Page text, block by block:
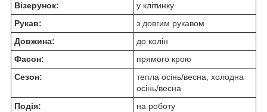
Візерунок:
у клітинку
Рукав:
з довгим рукавом
Довжина:
до колін
Фасон:
прямого крою
Сезон:
тепла осінь/весна, холодна
осінь/весна
Подія:
на роботу